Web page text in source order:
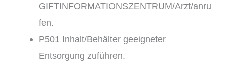
GIFTINFORMATIONSZENTRUM/Arzt/anru
fen.
P501 Inhalt/Behälter geeigneter
Entsorgung zuführen.